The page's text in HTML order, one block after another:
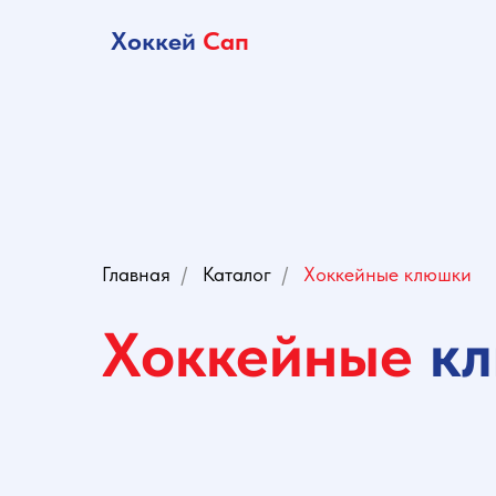
Хоккей Сап
Главная / Каталог / Хоккейные клюшки
Хоккейные